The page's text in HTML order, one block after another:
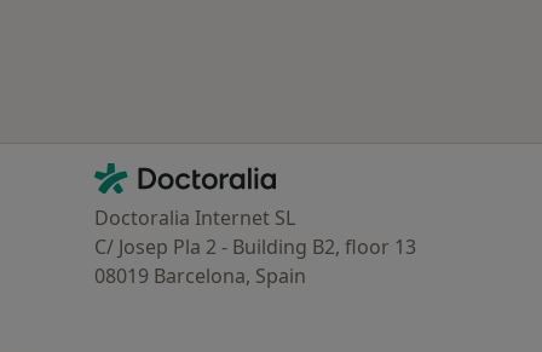
Contacto
Doctoralia - Página de inicio
Doctoralia Internet SL
C/ Josep Pla 2 - Building B2, floor 13
08019 Barcelona, Spain